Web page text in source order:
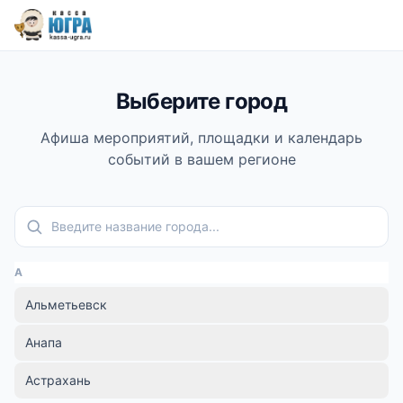
Выберите город
Афиша мероприятий, площадки и календарь
событий в вашем регионе
Поиск города
А
Альметьевск
Анапа
Астрахань